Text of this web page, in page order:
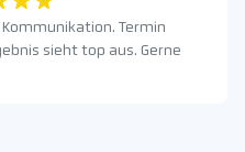
Termin
sieht top aus. Gerne